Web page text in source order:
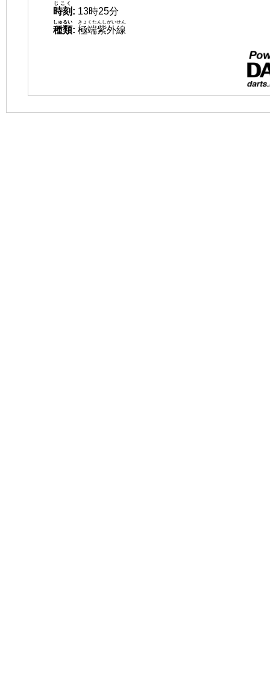
時刻
じこく
: 13時25分
種類
しゅるい
: 極端紫外線
きょくたんしがいせん